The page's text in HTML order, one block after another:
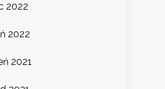
2022
2022
2021